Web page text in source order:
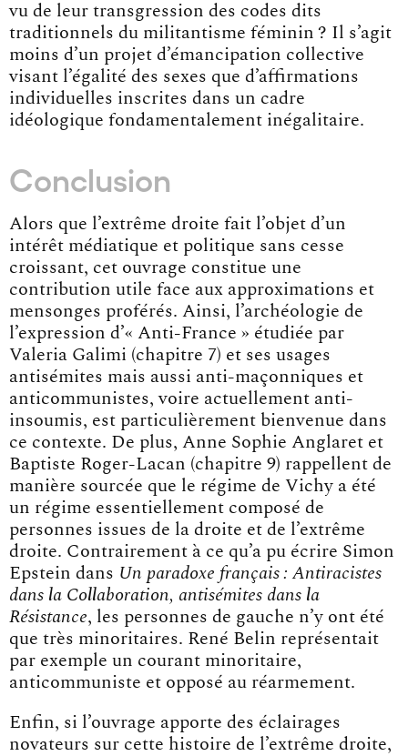
vu de leur transgression des codes dits
traditionnels du militantisme féminin ? Il s’agit
moins d’un projet d’émancipation collective
visant l’égalité des sexes que d’affirmations
individuelles inscrites dans un cadre
idéologique fondamentalement inégalitaire.
Conclusion
Alors que l’extrême droite fait l’objet d’un
intérêt médiatique et politique sans cesse
croissant, cet ouvrage constitue une
contribution utile face aux approximations et
mensonges proférés. Ainsi, l’archéologie de
l’expression d’« Anti-France » étudiée par
Valeria Galimi (chapitre 7) et ses usages
antisémites mais aussi anti-maçonniques et
anticommunistes, voire actuellement anti-
insoumis, est particulièrement bienvenue dans
ce contexte. De plus, Anne Sophie Anglaret et
Baptiste Roger-Lacan (chapitre 9) rappellent de
manière sourcée que le régime de Vichy a été
un régime essentiellement composé de
personnes issues de la droite et de l’extrême
droite. Contrairement à ce qu’a pu écrire Simon
Epstein dans Un paradoxe français : Antiracistes
dans la Collaboration, antisémites dans la
Résistance, les personnes de gauche n’y ont été
que très minoritaires. René Belin représentait
par exemple un courant minoritaire,
anticommuniste et opposé au réarmement.
Enfin, si l’ouvrage apporte des éclairages
novateurs sur cette histoire de l’extrême droite,